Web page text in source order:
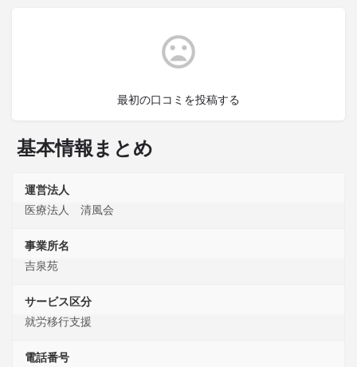
最初の口コミを投稿する
基本情報まとめ
運営法人
医療法人 清風会
事業所名
吉泉苑
サービス区分
就労移行支援
電話番号